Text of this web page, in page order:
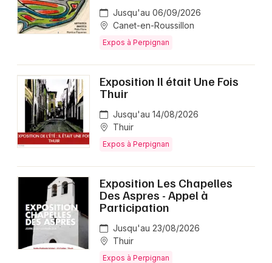
Jusqu'au 06/09/2026
Canet-en-Roussillon
Expos à Perpignan
Exposition Il était Une Fois
Thuir
Jusqu'au 14/08/2026
Thuir
Expos à Perpignan
Exposition Les Chapelles
Des Aspres - Appel à
Participation
Jusqu'au 23/08/2026
Thuir
Expos à Perpignan